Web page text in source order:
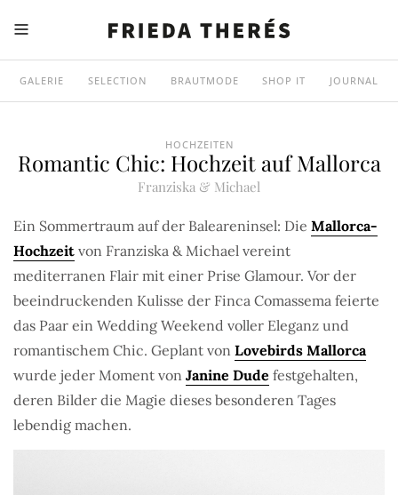
GALERIE SELECTION BRAUTMODE SHOP IT JOURNAL
HOCHZEITEN
Romantic Chic: Hochzeit auf Mallorca
Franziska & Michael
Ein Sommertraum auf der Baleareninsel: Die Mallorca-
Hochzeit von Franziska & Michael vereint
mediterranen Flair mit einer Prise Glamour. Vor der
beeindruckenden Kulisse der Finca Comassema feierte
das Paar ein Wedding Weekend voller Eleganz und
romantischem Chic. Geplant von Lovebirds Mallorca
wurde jeder Moment von Janine Dude festgehalten,
deren Bilder die Magie dieses besonderen Tages
lebendig machen.